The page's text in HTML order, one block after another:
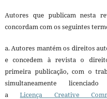
Autores que publicam nesta
concordam com os seguintes
a. Autores mantém os direitos
e concedem à revista o
primeira publicação, com o
simultaneamente
aLicença Creative